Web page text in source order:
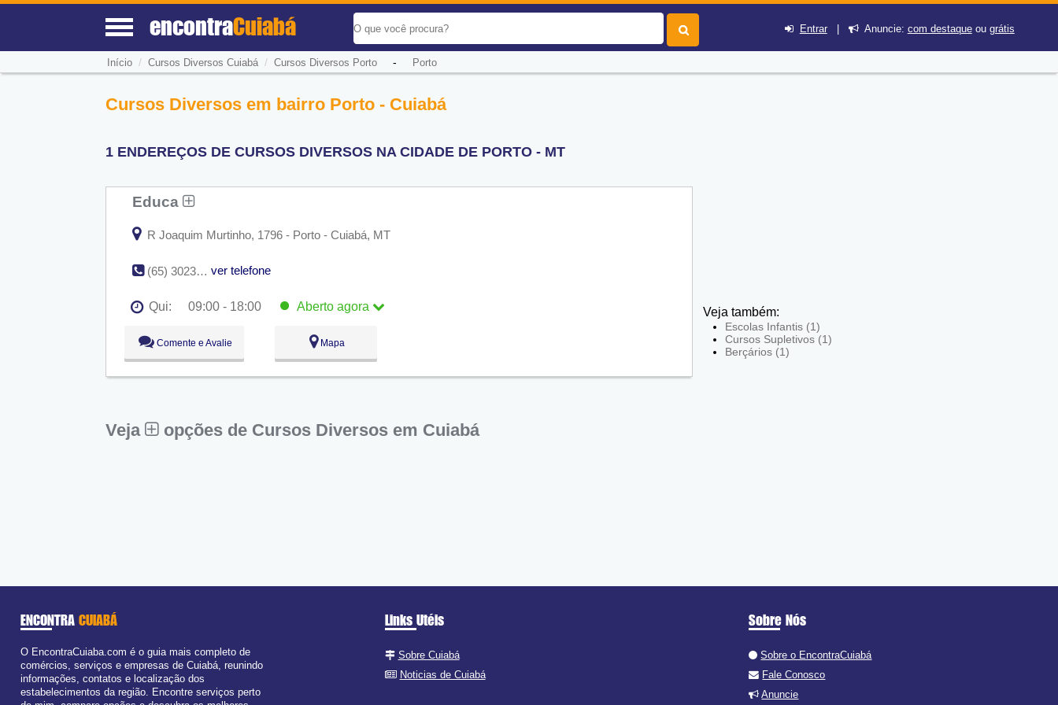
encontraCuiabá Entrar| Anuncie: com destaqueou grátis
Início / Cursos Diversos Cuiabá/ Cursos Diversos Porto- Porto
Cursos Diversos em bairro Porto - Cuiabá
1 ENDEREÇOS DE CURSOS DIVERSOS NA CIDADE DE PORTO - MT
Educa
R Joaquim Murtinho, 1796 - Porto - Cuiabá, MT
(65) 3023-7738 ver telefone
Qui: 09:00 - 18:00 Aberto agora
Seg:
Ter:
09:00 - 18:00
Qua:
09:00 - 18:00
Qui:
09:00 - 18:00 Abertoagora
Comente e Avalie Mapa
Veja opções de Cursos Diversos em Cuiabá
Veja também:
Escolas Infantis (1)
Cursos Supletivos (1)
Berçários (1)
ENCONTRA CUIABÁ
O EncontraCuiaba.com é o guia mais completo de
comércios, serviços e empresas de Cuiabá, reunindo
informações, contatos e localização dos
estabelecimentos da região. Encontre serviços perto
Links Utéis
Sobre Cuiabá
Noticias de Cuiabá
Sobre Nós
Sobre o EncontraCuiabá
Fale Conosco
Anuncie